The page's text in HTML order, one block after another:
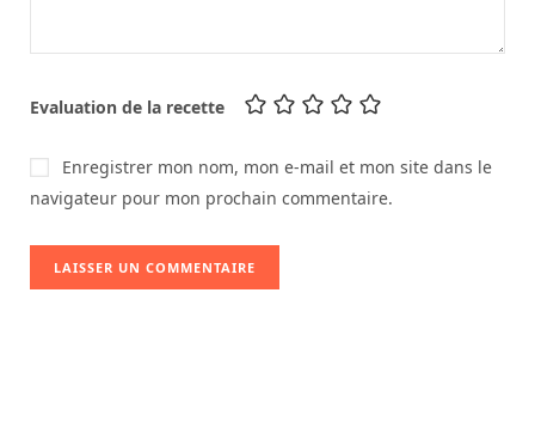
Evaluation de la recette
Enregistrer mon nom, mon e-mail et mon site dans le
navigateur pour mon prochain commentaire.